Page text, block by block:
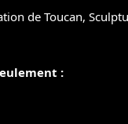
de Toucan,
: